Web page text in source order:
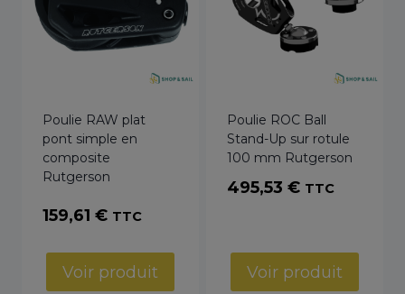
Poulie RAW plat
pont simple en
composite
Rutgerson
159,61 € TTC
Voir produit
Poulie ROC Ball
Stand-Up sur rotule
100 mm Rutgerson
495,53 € TTC
Voir produit